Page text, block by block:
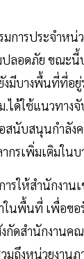
การประจำหน่
ลอดภัย ขณะนี้
มีบางพื้นที่ที่อยู่
ได้ใช้แนวทาง
สนับสนุนกำลังค
ากรเพิ่มเติมใน
รให้สำนักงาน
ในพื้นที่ เพื่อขอ
กัดสำนักงานค
มถึงหน่วยงาน